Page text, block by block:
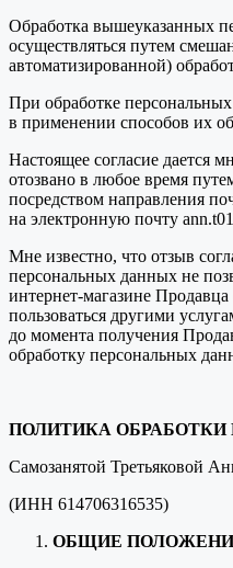
Обработка вышеуказанных
осуществляться путем
автоматизированной)
При обработке
в применении способов их
Настоящее согласие дается
отозвано в любое время
посредством направления
на электронную почту
Мне известно, что отзыв
персональных данных не
интернет-магазине
пользоваться другими
до момента получения
обработку персональных
ПОЛИТИКА
Самозанятой Третьяковой
(ИНН 614706316535)
ОБЩИЕ